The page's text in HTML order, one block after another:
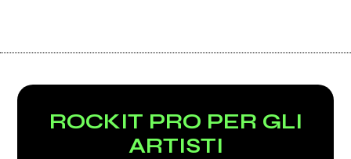
ROCKIT PRO PER GLI
ARTISTI